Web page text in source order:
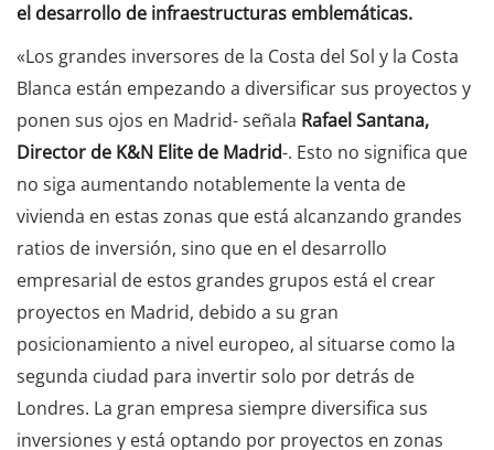
el desarrollo de infraestructuras emblemáticas.
«Los grandes inversores de la Costa del Sol y la Costa
Blanca están empezando a diversificar sus proyectos y
ponen sus ojos en Madrid- señala Rafael Santana,
Director de K&N Elite de Madrid-. Esto no significa que
no siga aumentando notablemente la venta de
vivienda en estas zonas que está alcanzando grandes
ratios de inversión, sino que en el desarrollo
empresarial de estos grandes grupos está el crear
proyectos en Madrid, debido a su gran
posicionamiento a nivel europeo, al situarse como la
segunda ciudad para invertir solo por detrás de
Londres. La gran empresa siempre diversifica sus
inversiones y está optando por proyectos en zonas